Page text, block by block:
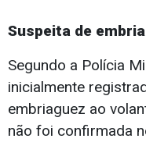
Suspeita de
Segundo a Polícia
inicialmente
embriaguez ao
não foi confirmada